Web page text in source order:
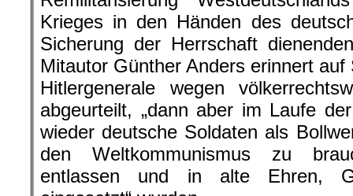
Krieges in den Händen des
Sicherung der Herrschaft
Mitautor Günther Anders erinnert
Hitlergenerale wegen
abgeurteilt, „dann aber im Laufe
wieder deutsche Soldaten als
den Weltkommunismus zu
entlassen und in alte Ehren,